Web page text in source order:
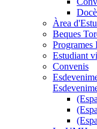
Àrea
Beques
Programes
Estudiant
Convenis